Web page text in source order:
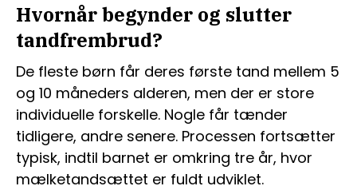
Hvornår begynder og slutter
tandfrembrud?
De fleste børn får deres første tand mellem 5
og 10 måneders alderen, men der er store
individuelle forskelle. Nogle får tænder
tidligere, andre senere. Processen fortsætter
typisk, indtil barnet er omkring tre år, hvor
mælketandsættet er fuldt udviklet.